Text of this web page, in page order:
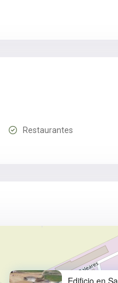
Restaurantes
Edificio en